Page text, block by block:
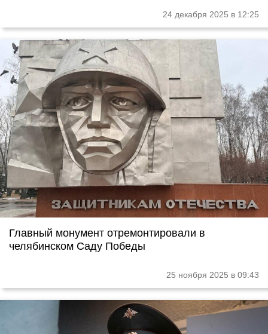
24 декабря 2025 в 12:25
Главный монумент отремонтировали в
челябинском Саду Победы
25 ноября 2025 в 09:43